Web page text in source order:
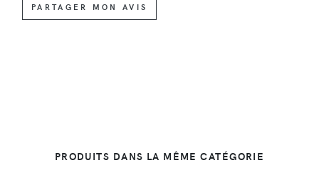
PARTAGER MON AVIS
PRODUITS DANS LA MÊME CATÉGORIE